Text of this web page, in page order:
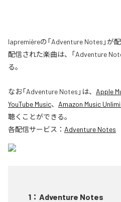
lapremièreの「Adventure Notes」
配信された楽曲は、「Adventure
る。
なお「Adventure Notes 」は、 Apple
YouTube Music、 Amazon Music
聴くことができる。
各配信サービス： Adventure Notes
1 ： Adventure Notes